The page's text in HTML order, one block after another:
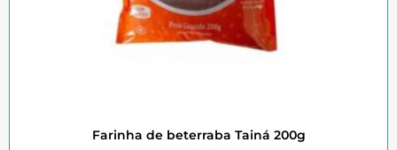
Farinha de beterraba Tainá 200g